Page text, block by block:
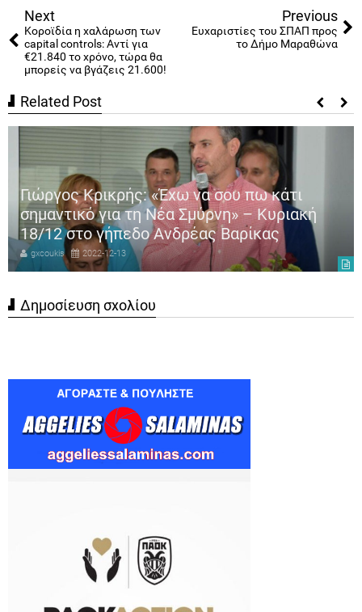
Next
Κοροϊδία η χαλάρωση των
capital controls: Αντί για
€21.840 το χρόνο, τώρα θα
μπορείς να βγάζεις 21.600!
Previous
Ευχαριστίες του ΣΠΑΠ προς
το Δήμο Μαραθώνα
Related Post
Γιώργος Κρικρής: «Έχω να σου πω κάτι
σημαντικό για τη Νέα Σμύρνη» – Κυριακή
18/12 στο γήπεδο Ανδρέας Βαρίκας
gxcoukis 2022-12-13
Δημοσίευση σχολίου